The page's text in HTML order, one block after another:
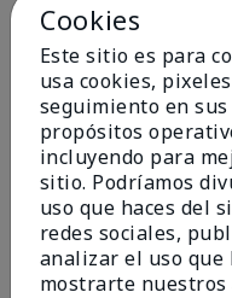
Excellent
EnviadoHace 4 meses
Coverly
deColumbia Missouri
Evaluado en
marykay.com/en-us/
Comentarios sobre
Sunscreen Broad
I have been wearing
absolutely love it. Its
Cookies
Este sitio es para
usa cookies,
seguimiento en
propósitos
incluyendo para
sitio. Podríamos
uso que haces del
redes sociales,
analizar el uso que
mostrarte nuestros